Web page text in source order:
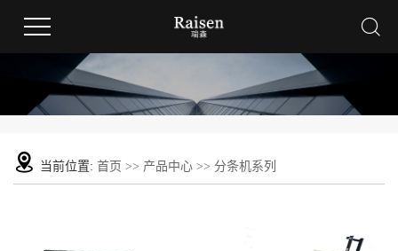
当前位置: 首页 >> 产品中心 >> 分条机系列